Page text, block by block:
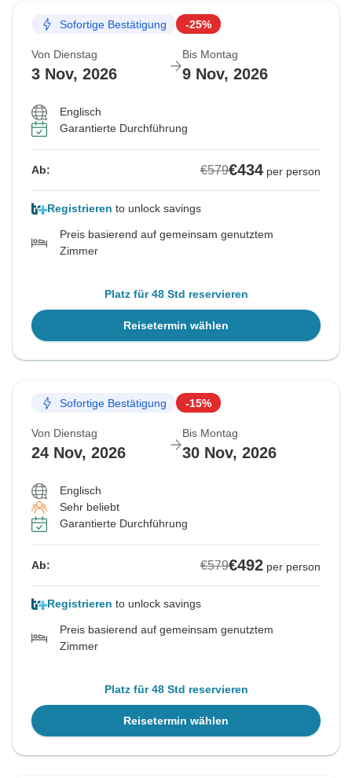
Sofortige Bestätigung -25%
Von Dienstag
3 Nov, 2026
Bis Montag
9 Nov, 2026
Englisch
Garantierte Durchführung
Ab: €579€434 per person
Registrieren to unlock savings
Preis basierend auf gemeinsam genutztem
Zimmer
Platz für 48 Std reservieren
Reisetermin wählen
Sofortige Bestätigung -15%
Von Dienstag
24 Nov, 2026
Bis Montag
30 Nov, 2026
Englisch
Sehr beliebt
Garantierte Durchführung
Ab: €579€492 per person
Registrieren to unlock savings
Preis basierend auf gemeinsam genutztem
Zimmer
Platz für 48 Std reservieren
Reisetermin wählen